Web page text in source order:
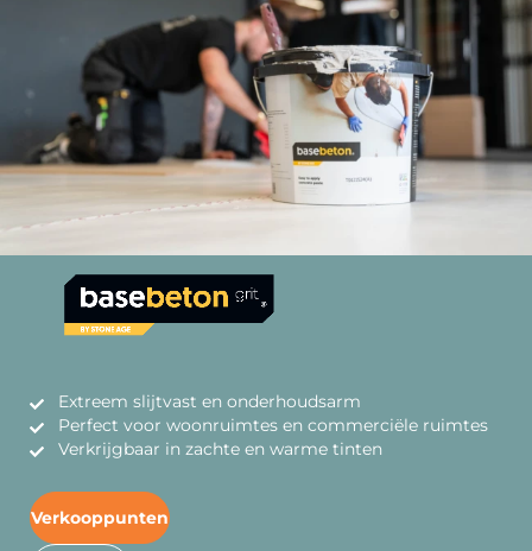
Extreem slijtvast en onderhoudsarm
Perfect voor woonruimtes en commerciële ruimtes
Verkrijgbaar in zachte en warme tinten
Verkooppunten